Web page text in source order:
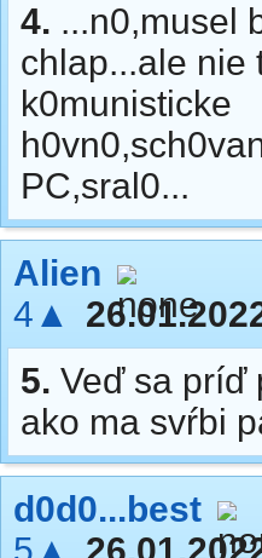
4. ...n0,musel
chlap...ale nie
k0munisticke
PC,sral0...
Alien
4▲
5. Veď sa príď
ako ma svŕbi
d0d0...best